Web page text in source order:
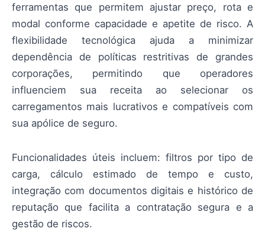
ferramentas que permitem ajustar preço, rota e
modal conforme capacidade e apetite de risco. A
flexibilidade tecnológica ajuda a minimizar
dependência de políticas restritivas de grandes
corporações, permitindo que operadores
influenciem sua receita ao selecionar os
carregamentos mais lucrativos e compatíveis com
sua apólice de seguro.
Funcionalidades úteis incluem: filtros por tipo de
carga, cálculo estimado de tempo e custo,
integração com documentos digitais e histórico de
reputação que facilita a contratação segura e a
gestão de riscos.